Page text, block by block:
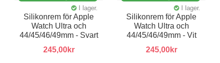
I lager.
Silikonrem för Apple
Watch Ultra och
44/45/46/49mm - Svart
245,00kr
I lager.
Silikonrem för Apple
Watch Ultra och
44/45/46/49mm - Vit
245,00kr